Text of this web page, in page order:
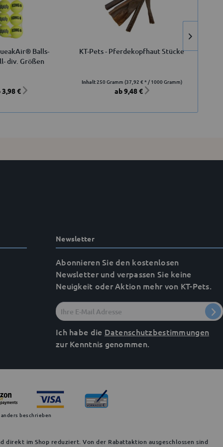
Balls-
div. Größen
3,98 €
KT-Pets - Pferdekopfhaut Stücke
Inhalt250 Gramm (37,92 € * / 1000 Gramm)
ab 9,48 €
Newsletter
Abonnieren Sie den kostenlosen
Newsletter und verpassen Sie keine
Neuigkeit oder Aktion mehr von KT-Pets.
Ich habe die Datenschutzbestimmungen
zur Kenntnis genommen.
beschrieben
im Shop reduziert. Von der Rabattaktion ausgeschlossen sind